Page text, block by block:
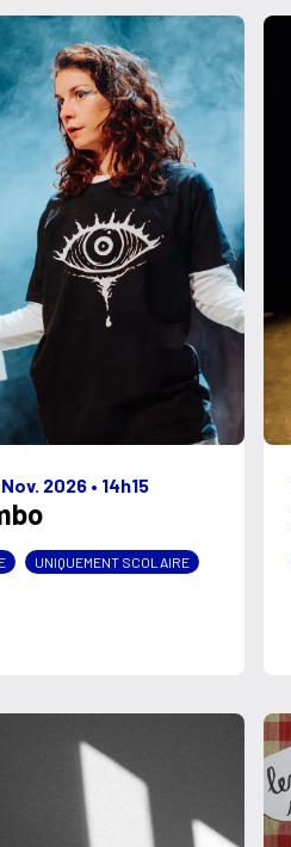
2026 • 14h15
UNIQUEMENT SCOLAIRE